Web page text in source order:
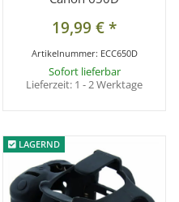
19,99 €*
Artikelnummer: ECC650D
Sofort lieferbar
Lieferzeit: 1 - 2 Werktage
LAGERND
LAGERND